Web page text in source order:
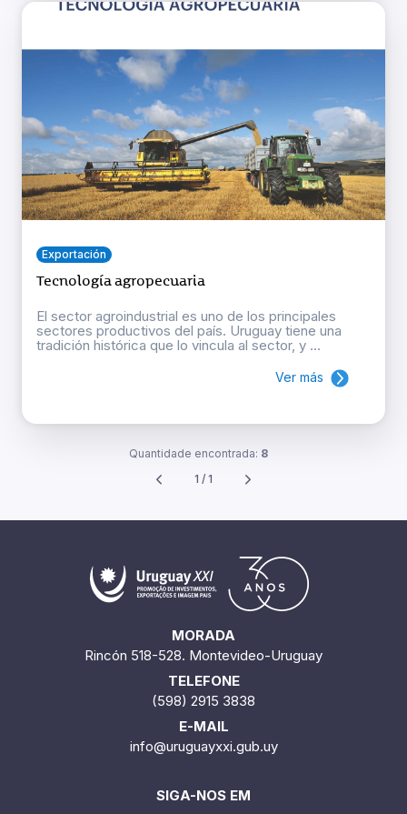
Exportación
Tecnología agropecuaria
El sector agroindustrial es uno de los principales
sectores productivos del país. Uruguay tiene una
tradición histórica que lo vincula al sector, y ...
Ver más
Quantidade encontrada: 8
1 / 1
MORADA
Rincón 518-528. Montevideo-Uruguay
TELEFONE
(598) 2915 3838
E-MAIL
info@uruguayxxi.gub.uy
SIGA-NOS EM